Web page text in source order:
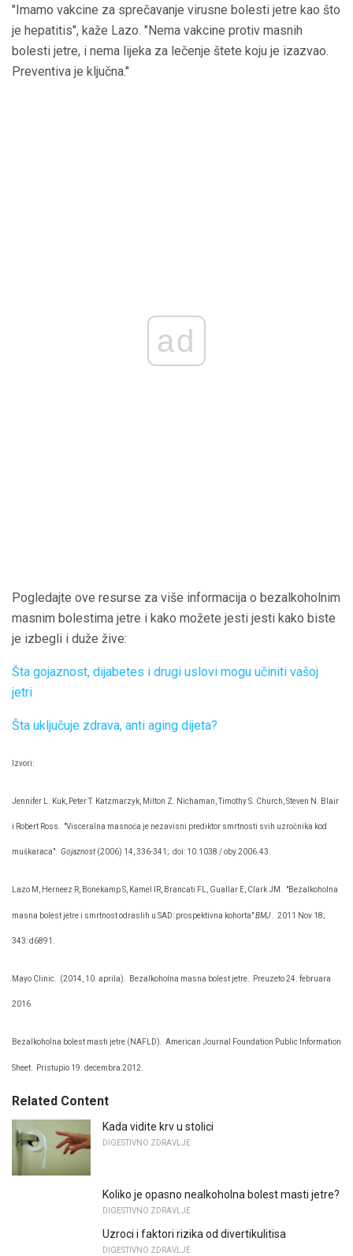
"Imamo vakcine za sprečavanje virusne bolesti jetre kao što
je hepatitis", kaže Lazo. "Nema vakcine protiv masnih
bolesti jetre, i nema lijeka za lečenje štete koju je izazvao.
Preventiva je ključna."
ad
Pogledajte ove resurse za više informacija o bezalkoholnim
masnim bolestima jetre i kako možete jesti jesti kako biste
je izbegli i duže žive:
Šta gojaznost, dijabetes i drugi uslovi mogu učiniti vašoj
jetri
Šta uključuje zdrava, anti aging dijeta?
Izvori:
Jennifer L. Kuk, Peter T. Katzmarzyk, Milton Z. Nichaman, Timothy S. Church, Steven N. Blair
i Robert Ross. "Visceralna masnoća je nezavisni prediktor smrtnosti svih uzročnika kod
muškaraca". Gojaznost(2006) 14, 336-341; doi: 10.1038 / oby.2006.43.
Lazo M, Herneez R, Bonekamp S, Kamel IR, Brancati FL, Guallar E, Clark JM. "Bezalkoholna
masna bolest jetre i smrtnost odraslih u SAD: prospektivna kohorta"BMJ. 2011 Nov 18;
343: d6891.
Mayo Clinic. (2014, 10. aprila). Bezalkoholna masna bolest jetre. Preuzeto 24. februara
2016
Bezalkoholna bolest masti jetre (NAFLD). American Journal Foundation Public Information
Sheet. Pristupio 19. decembra 2012.
Related Content
Kada vidite krv u stolici
DIGESTIVNO ZDRAVLJE
Koliko je opasno nealkoholna bolest masti jetre?
DIGESTIVNO ZDRAVLJE
Uzroci i faktori rizika od divertikulitisa
DIGESTIVNO ZDRAVLJE